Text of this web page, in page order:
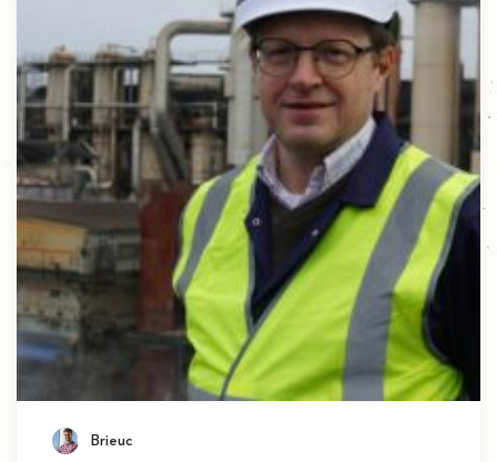
Brieuc